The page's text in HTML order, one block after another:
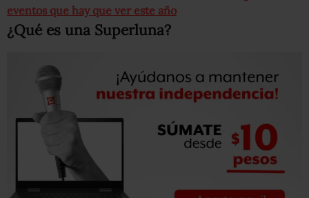
eventos que hay que ver este año
¿Qué es una Superluna?